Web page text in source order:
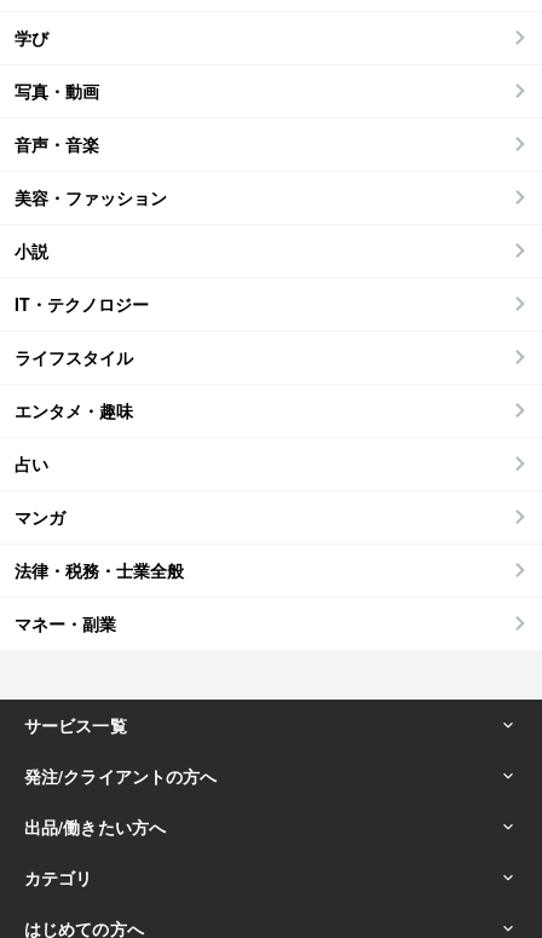
学び
写真・動画
音声・音楽
美容・ファッション
小説
IT・テクノロジー
ライフスタイル
エンタメ・趣味
占い
マンガ
法律・税務・士業全般
マネー・副業